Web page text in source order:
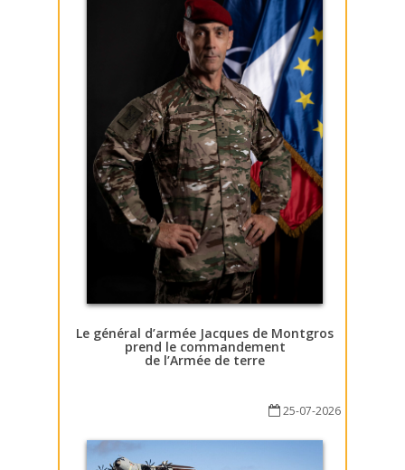
Le général d’armée Jacques de Montgros
prend le commandement
de l’Armée de terre
25-07-2026